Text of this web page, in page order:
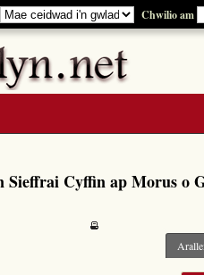
Chwilio am
Sieffrai Cyffin ap Morus